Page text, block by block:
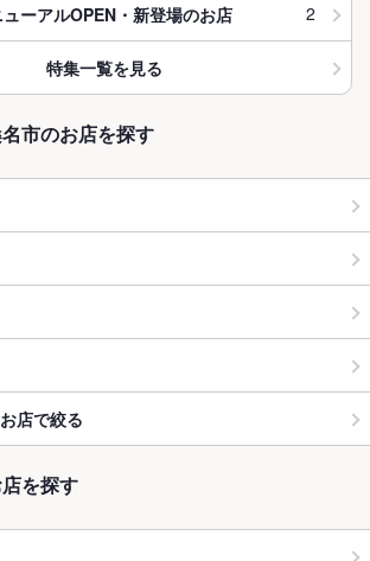
ーアルOPEN・新登場のお店 2
特集一覧を見る
市のお店を探す
店で絞る
を探す